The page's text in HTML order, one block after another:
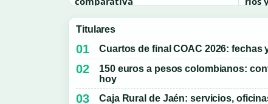
Titulares
Cuartos de final COAC 2026: fechas
150 euros a pesos colombianos:
hoy
Caja Rural de Jaén: servicios,